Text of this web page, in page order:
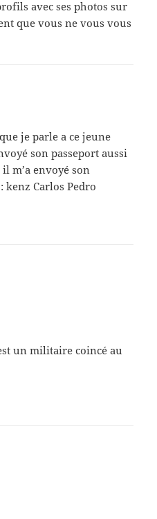
avec ses photos sur
que vous ne vous vous
je parle a ce jeune
son passeport aussi
m’a envoyé son
kenz Carlos Pedro
un militaire coincé au